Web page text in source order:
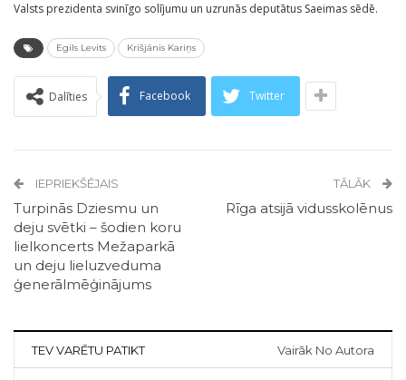
Valsts prezidenta svinīgo solījumu un uzrunās deputātus Saeimas sēdē.
Egils Levits Krišjānis Kariņs
Dalīties Facebook Twitter
IEPRIEKŠĒJAIS
Turpinās Dziesmu un
deju svētki – šodien koru
lielkoncerts Mežaparkā
un deju lieluzveduma
ģenerālmēģinājums
TĀLĀK
Rīga atsijā vidusskolēnus
TEV VARĒTU PATIKT Vairāk No Autora